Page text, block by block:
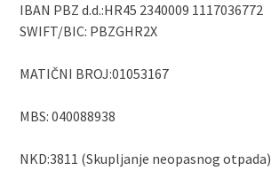
IBAN PBZ d.d.:HR45 2340009 1117036772
SWIFT/BIC: PBZGHR2X
MATIČNI BROJ:01053167
MBS: 040088938
NKD:3811 (Skupljanje neopasnog otpada)